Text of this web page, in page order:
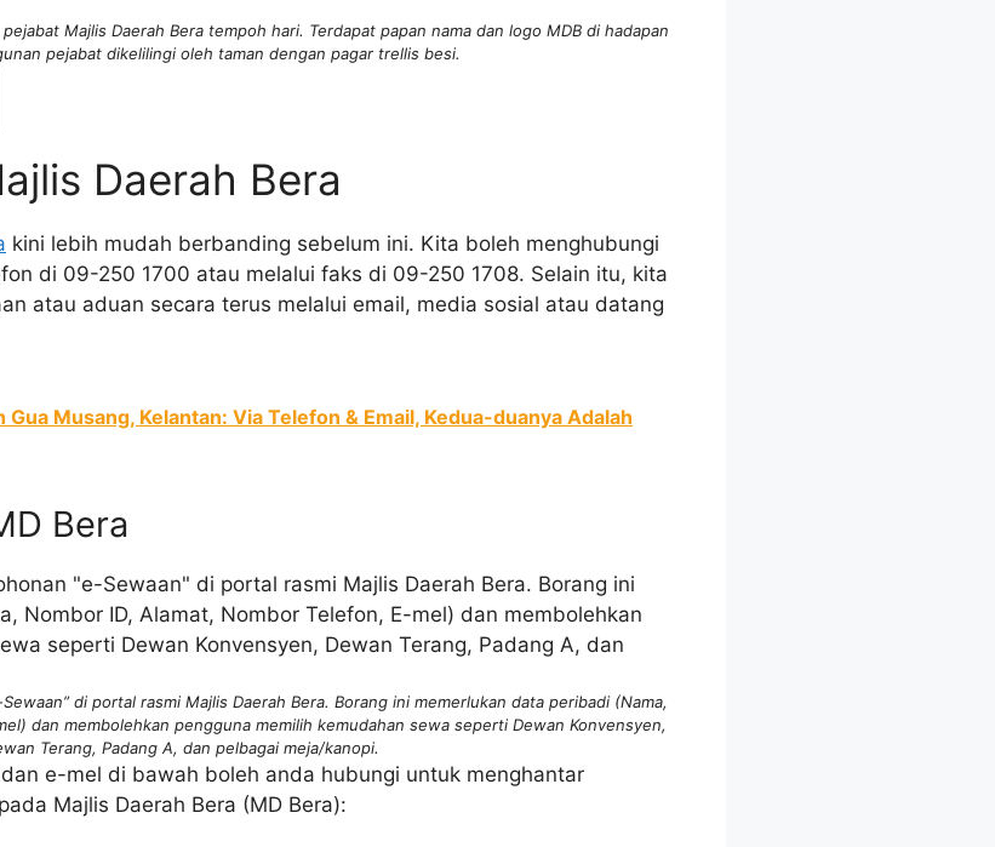
Majlis Daerah Bera tempoh hari. Terdapat papan nama dan logo MDB di hadapan
pejabat dikelilingi oleh taman dengan pagar trellis besi.
Daerah Bera
kini lebih mudah berbanding sebelum ini. Kita boleh menghubungi
di 09-250 1700 atau melalui faks di 09-250 1708. Selain itu, kita
atau aduan secara terus melalui email, media sosial atau datang
Gua Musang, Kelantan: Via Telefon & Email, Kedua-duanya Adalah
Bera
di portal rasmi Majlis Daerah Bera. Borang ini memerlukan data peribadi (Nama,
dan membolehkan pengguna memilih kemudahan sewa seperti Dewan Konvensyen,
Terang, Padang A, dan pelbagai meja/kanopi.
e-mel di bawah boleh anda hubungi untuk menghantar
Majlis Daerah Bera (MD Bera):